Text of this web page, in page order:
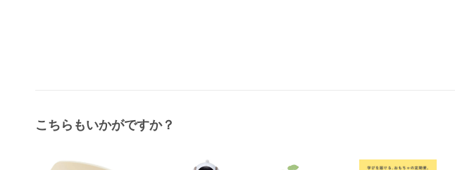
こちらもいかがですか？